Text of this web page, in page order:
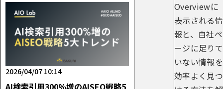
Overviewに
表示される情
報と、自社ペ
ージに足りて
いない情報を
効率よく見つ
2026/04/07 10:14
AI検索引用300%増のAISEO戦略5